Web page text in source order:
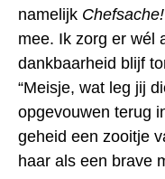
namelijk Chefsache!
mee. Ik zorg er wél
dankbaarheid blijf
“Meisje, wat leg jij
opgevouwen terug
geheid een zooitje
haar als een brave